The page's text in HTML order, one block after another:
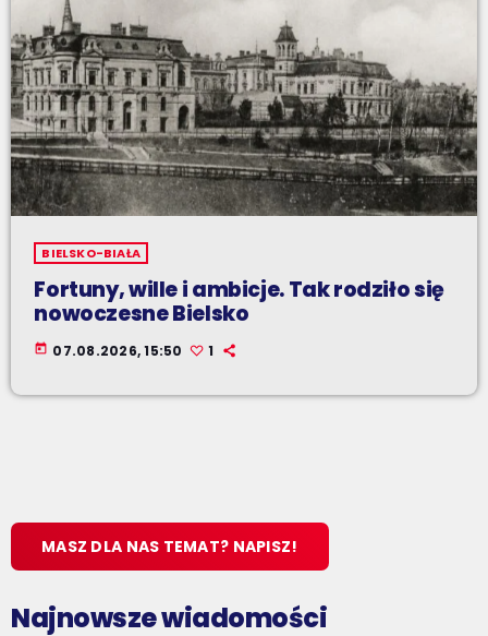
BIELSKO-BIAŁA
Fortuny, wille i ambicje. Tak rodziło się
nowoczesne Bielsko
today 07.08.2026, 15:50 1
MASZ DLA NAS TEMAT? NAPISZ!
Najnowsze wiadomości